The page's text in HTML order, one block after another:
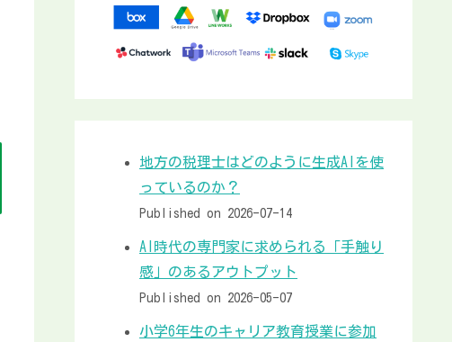
地方の税理士はどのように生成AIを使
っているのか？
Published on 2026-07-14
AI時代の専門家に求められる「手触り
感」のあるアウトプット
Published on 2026-05-07
小学6年生のキャリア教育授業に参加